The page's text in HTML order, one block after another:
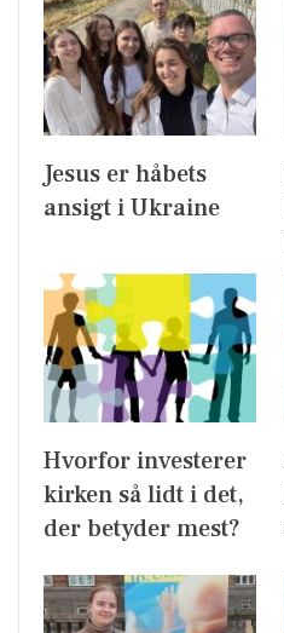
Jesus er håbets
ansigt i Ukraine
Hvorfor investerer
kirken så lidt i det,
der betyder mest?